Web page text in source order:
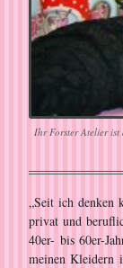
Ihr Forster Atelier ist
„Seit ich denken
privat und
40er- bis 60er-
meinen Kleidern